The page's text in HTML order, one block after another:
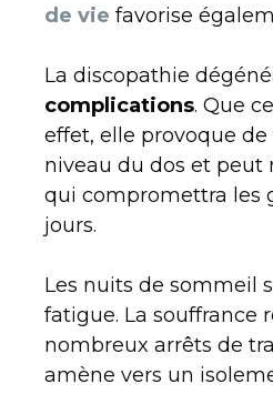
de vie favorise
La discopathie
complications. Que
effet, elle provoque
niveau du dos et
qui compromettra les
jours.
Les nuits de sommeil
fatigue. La souffrance
nombreux arrêts de
amène vers un